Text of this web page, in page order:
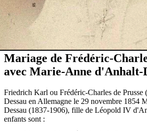
Mariage de Frédéric-
avec Marie-Anne d'Anhalt-
Friedrich Karl ou Frédéric-Charles de Prusse
Dessau en Allemagne le 29 novembre 1854
Dessau (1837-1906), fille de Léopold IV
enfants sont :